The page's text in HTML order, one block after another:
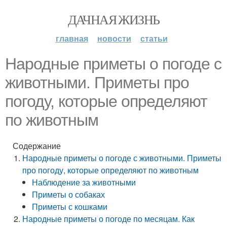
ДАЧНАЯ ЖИЗНЬ
главная новости статьи
Народные приметы о погоде с
животными. Приметы про
погоду, которые определяют
по животным
Содержание
Народные приметы о погоде с животными. Приметы
про погоду, которые определяют по животным
Наблюдение за животными
Приметы о собаках
Приметы с кошками
Народные приметы о погоде по месяцам. Как